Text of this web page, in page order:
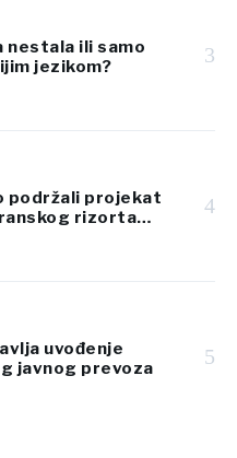
nestala ili samo
jezikom?
3
podržali projekat
rizorta
eura
4
uvođenje
javnog prevoza
5